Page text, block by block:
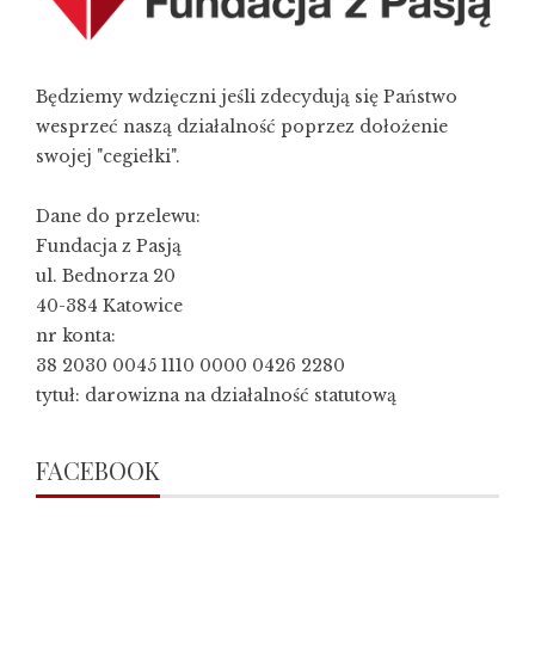
Będziemy wdzięczni jeśli zdecydują się Państwo
wesprzeć naszą działalność poprzez dołożenie
swojej "cegiełki".
Dane do przelewu:
Fundacja z Pasją
ul. Bednorza 20
40-384 Katowice
nr konta:
38 2030 0045 1110 0000 0426 2280
tytuł: darowizna na działalność statutową
FACEBOOK